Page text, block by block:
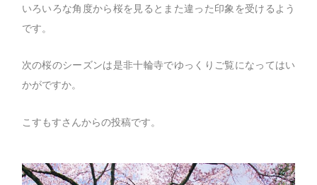
いろいろな角度から桜を見るとまた違った印象を受けるよう
です。
次の桜のシーズンは是非十輪寺でゆっくりご覧になってはい
かがですか。
こすもすさんからの投稿です。